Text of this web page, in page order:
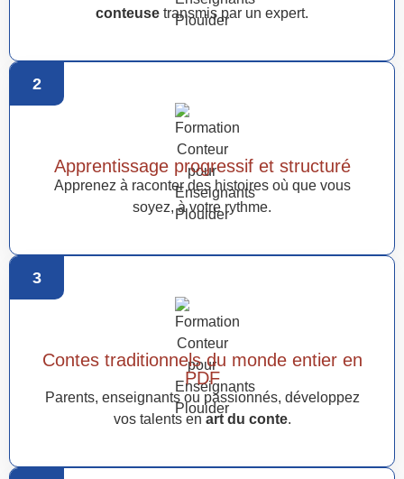
conteuse transmis par un expert.
2
Apprentissage progressif et structuré
Apprenez à raconter des histoires où que vous
soyez, à votre rythme.
3
Contes traditionnels du monde entier en
PDF
Parents, enseignants ou passionnés, développez
vos talents en art du conte.